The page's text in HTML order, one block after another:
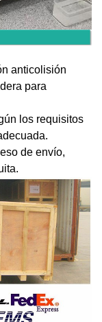
anticolisión
para
los requisitos
de envío,